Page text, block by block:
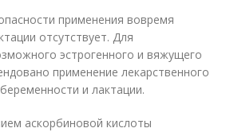
применения вовремя
отсутствует. Для
эстрогенного и вяжущего
применение лекарственного
и лактации.
аскорбиновой кислоты